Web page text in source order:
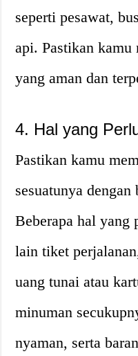
seperti pesawat,
api. Pastikan
yang aman dan
4. Hal yang
Pastikan kamu
sesuatunya
Beberapa hal yang
lain tiket
uang tunai atau
minuman
nyaman, serta